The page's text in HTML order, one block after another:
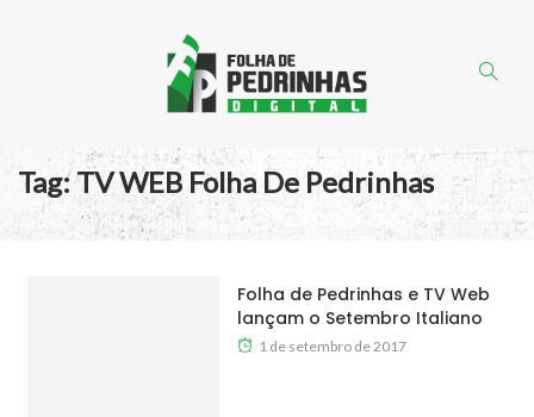
Tag:TV WEB Folha De Pedrinhas
Folha de Pedrinhas e TV Web
lançam o Setembro Italiano
1 de setembro de 2017